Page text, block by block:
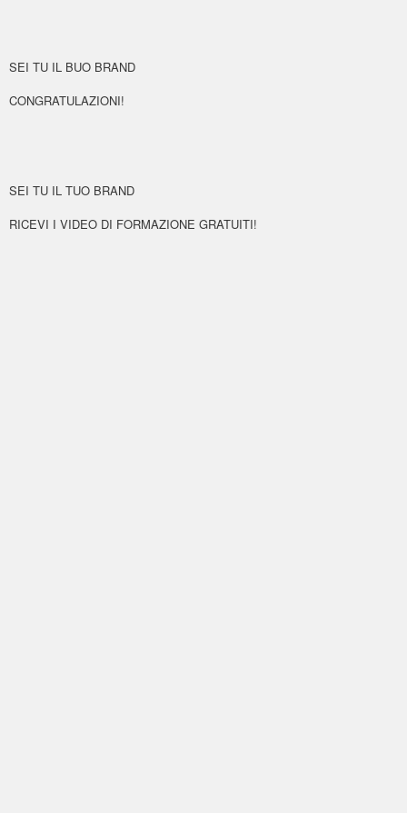
SEI TU IL BUO BRAND
CONGRATULAZIONI!
SEI TU IL TUO BRAND
RICEVI I VIDEO DI FORMAZIONE GRATUITI!